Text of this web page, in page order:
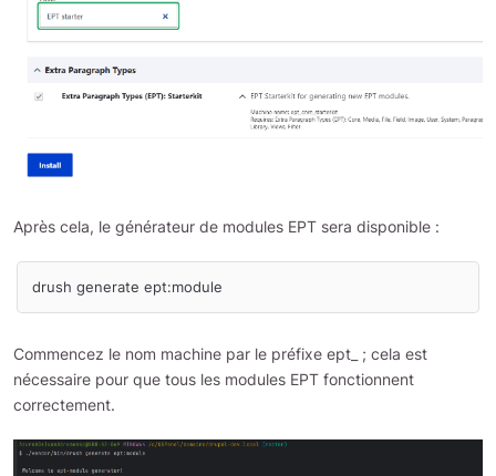
Après cela, le générateur de modules EPT sera disponible :
drush generate ept:module
Commencez le nom machine par le préfixe ept_ ; cela est
nécessaire pour que tous les modules EPT fonctionnent
correctement.